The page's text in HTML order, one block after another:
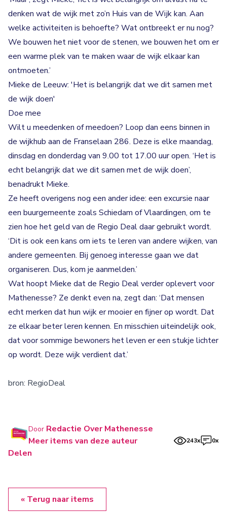
denken wat de wijk met zo’n Huis van de Wijk kan. Aan
welke activiteiten is behoefte? Wat ontbreekt er nu nog?
We bouwen het niet voor de stenen, we bouwen het om er
een warme plek van te maken waar de wijk elkaar kan
ontmoeten.’
Mieke de Leeuw: 'Het is belangrijk dat we dit samen met
de wijk doen'
Doe mee
Wilt u meedenken of meedoen? Loop dan eens binnen in
de wijkhub aan de Franselaan 286. Deze is elke maandag,
dinsdag en donderdag van 9.00 tot 17.00 uur open. ‘Het is
echt belangrijk dat we dit samen met de wijk doen’,
benadrukt Mieke.
Ze heeft overigens nog een ander idee: een excursie naar
een buurgemeente zoals Schiedam of Vlaardingen, om te
zien hoe het geld van de Regio Deal daar gebruikt wordt.
‘Dit is ook een kans om iets te leren van andere wijken, van
andere gemeenten. Bij genoeg interesse gaan we dat
organiseren. Dus, kom je aanmelden.’
Wat hoopt Mieke dat de Regio Deal verder oplevert voor
Mathenesse? Ze denkt even na, zegt dan: ‘Dat mensen
echt merken dat hun wijk er mooier en fijner op wordt. Dat
ze elkaar beter leren kennen. En misschien uiteindelijk ook,
dat voor sommige bewoners het leven er een stukje lichter
op wordt. Deze wijk verdient dat.’
bron: RegioDeal
Door Redactie Over Mathenesse
Meer items van deze auteur
243x 0x
Delen
« Terug naar items